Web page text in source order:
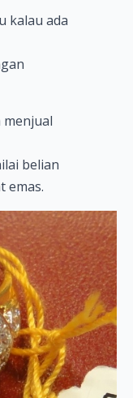
kalau ada
menjual
belian
emas.